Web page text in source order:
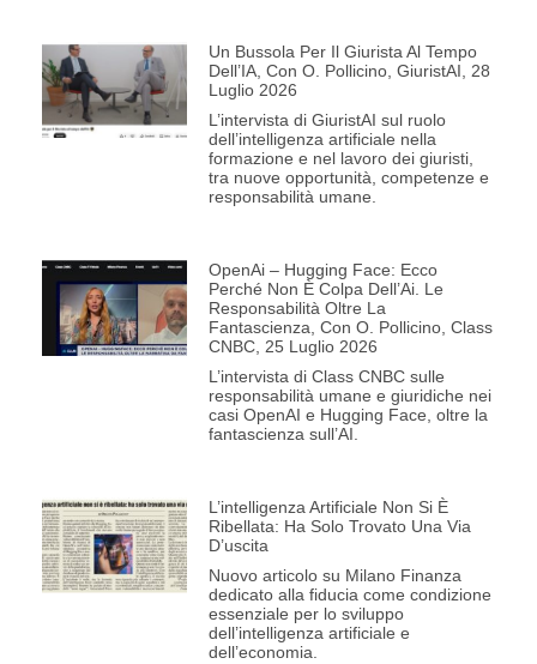
Un Bussola Per Il Giurista Al Tempo
Dell’IA, Con O. Pollicino, GiuristAI, 28
Luglio 2026
L’intervista di GiuristAI sul ruolo
dell’intelligenza artificiale nella
formazione e nel lavoro dei giuristi,
tra nuove opportunità, competenze e
responsabilità umane.
OpenAi – Hugging Face: Ecco
Perché Non È Colpa Dell’Ai. Le
Responsabilità Oltre La
Fantascienza, Con O. Pollicino, Class
CNBC, 25 Luglio 2026
L’intervista di Class CNBC sulle
responsabilità umane e giuridiche nei
casi OpenAI e Hugging Face, oltre la
fantascienza sull’AI.
L’intelligenza Artificiale Non Si È
Ribellata: Ha Solo Trovato Una Via
D’uscita
Nuovo articolo su Milano Finanza
dedicato alla fiducia come condizione
essenziale per lo sviluppo
dell’intelligenza artificiale e
dell’economia.